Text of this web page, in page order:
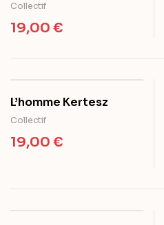
Collectif
19,00 €
L’homme Kertesz
Collectif
19,00 €